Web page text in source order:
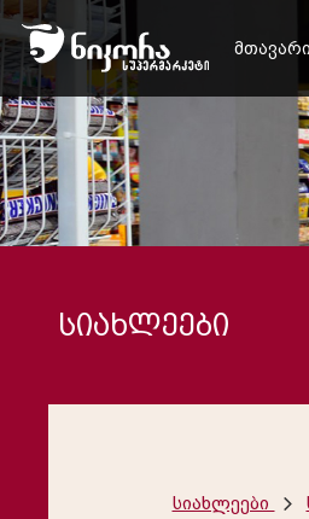
მთავარი
სიახლეები
სიახლეები